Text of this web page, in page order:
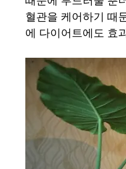
혈관을 케어하기 때
에 다이어트에도 효